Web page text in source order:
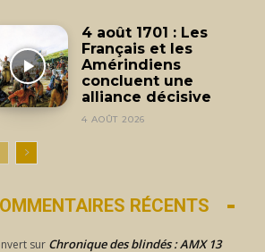
4 août 1701 : Les
Français et les
Amérindiens
concluent une
alliance décisive
4 AOÛT 2026
RÉCENTS
sur Chronique des blindés : AMX 13